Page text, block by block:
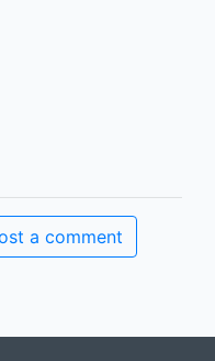
a comment